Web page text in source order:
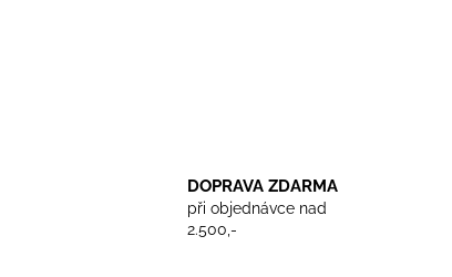
DOPRAVA ZDARMA
při objednávce nad
2.500,-